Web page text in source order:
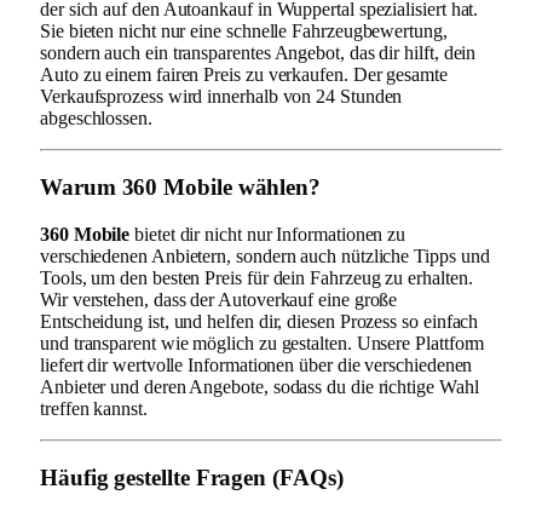
der sich auf den Autoankauf in Wuppertal spezialisiert hat.
Sie bieten nicht nur eine schnelle Fahrzeugbewertung,
sondern auch ein transparentes Angebot, das dir hilft, dein
Auto zu einem fairen Preis zu verkaufen. Der gesamte
Verkaufsprozess wird innerhalb von 24 Stunden
abgeschlossen.
Warum 360 Mobile wählen?
360 Mobile bietet dir nicht nur Informationen zu
verschiedenen Anbietern, sondern auch nützliche Tipps und
Tools, um den besten Preis für dein Fahrzeug zu erhalten.
Wir verstehen, dass der Autoverkauf eine große
Entscheidung ist, und helfen dir, diesen Prozess so einfach
und transparent wie möglich zu gestalten. Unsere Plattform
liefert dir wertvolle Informationen über die verschiedenen
Anbieter und deren Angebote, sodass du die richtige Wahl
treffen kannst.
Häufig gestellte Fragen (FAQs)